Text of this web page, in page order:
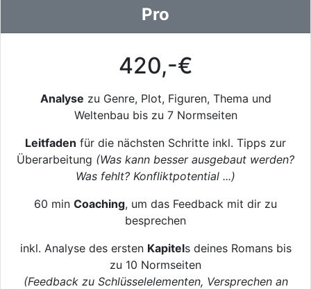
Pro
420,-€
Analyse zu Genre, Plot, Figuren, Thema und
Weltenbau bis zu 7 Normseiten
Leitfaden für die nächsten Schritte inkl. Tipps zur
Überarbeitung (Was kann besser ausgebaut werden?
Was fehlt? Konfliktpotential ...)
60 min Coaching, um das Feedback mit dir zu
besprechen
inkl. Analyse des ersten Kapitels deines Romans bis
zu 10 Normseiten
(Feedback zu Schlüsselelementen, Versprechen an